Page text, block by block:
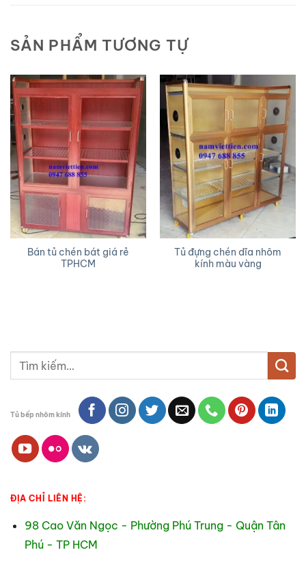
SẢN PHẨM TƯƠNG TỰ
Bán tủ chén bát giá rẻ
TPHCM
Tủ đựng chén dĩa nhôm
kính màu vàng
Tìm
kiếm:
Tủ bếp nhôm kính
ĐỊA CHỈ LIÊN HỆ:
98 Cao Văn Ngọc - Phường Phú Trung - Quận Tân
Phú - TP HCM